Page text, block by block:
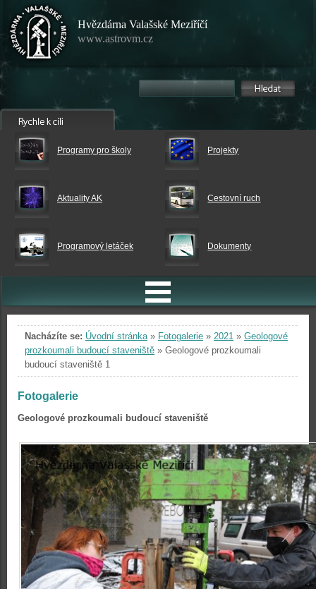
Hvězdárna Valašské Meziříčí
www.astrovm.cz
Programy pro školy Projekty
Aktuality AK Cestovní ruch
Programový letáček Dokumenty
Nacházíte se: Úvodní stránka» Fotogalerie » 2021 » Geologové
prozkoumali budoucí staveniště » Geologové prozkoumali
budoucí staveniště 1
Fotogalerie
Geologové prozkoumali budoucí staveniště